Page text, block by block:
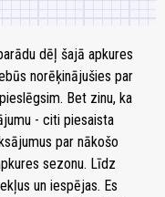
dēļ šajā apkures
norēķinājušies par
Bet zinu, ka
- citi piesaista
par nākošo
sezonu. Līdz
un iespējas. Es